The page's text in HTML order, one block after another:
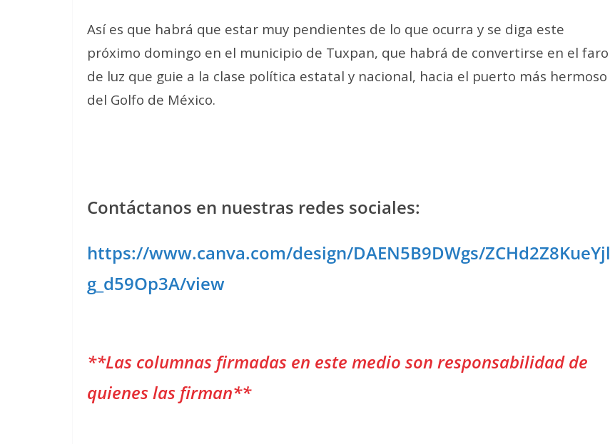
Así es que habrá que estar muy pendientes de lo que ocurra y se diga este
próximo domingo en el municipio de Tuxpan, que habrá de convertirse en el faro
de luz que guie a la clase política estatal y nacional, hacia el puerto más hermoso
del Golfo de México.
Contáctanos en nuestras redes sociales:
https://www.canva.com/design/DAEN5B9DWgs/ZCHd2Z8KueYjl
g_d59Op3A/view
**Las columnas firmadas en este medio son responsabilidad de
quienes las firman**